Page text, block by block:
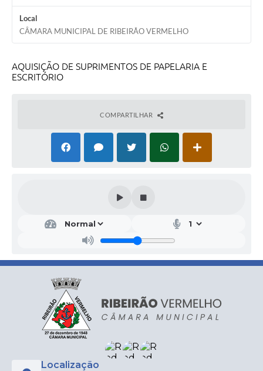
Local
CÂMARA MUNICIPAL DE RIBEIRÃO VERMELHO
AQUISIÇÃO DE SUPRIMENTOS DE PAPELARIA E
ESCRITÓRIO
COMPARTILHAR
Localização